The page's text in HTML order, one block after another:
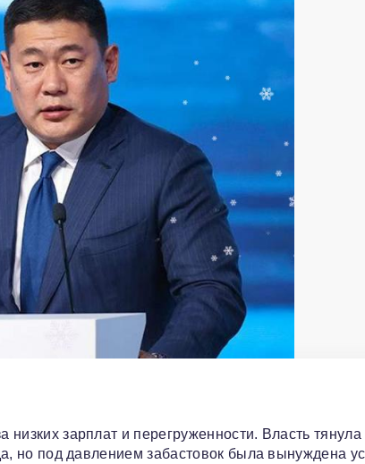
зарплат и перегруженности. Власть
но под давлением забастовок была вынуждена